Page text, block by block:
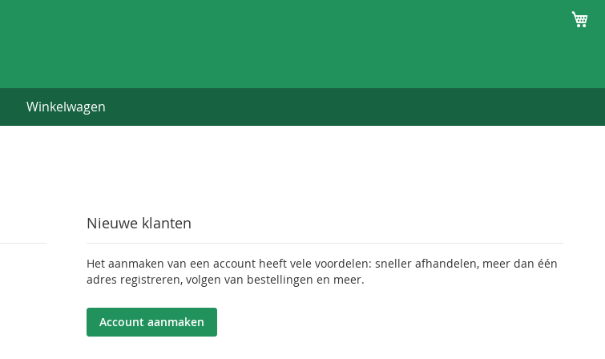
Winkelwagen
Nieuwe klanten
Het aanmaken van een account heeft vele voordelen: sneller afhandelen, meer dan één
adres registreren, volgen van bestellingen en meer.
Account aanmaken